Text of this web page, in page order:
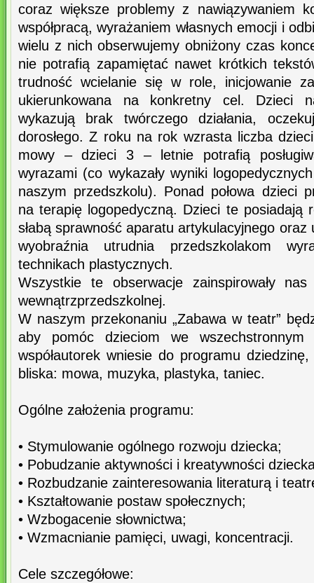
coraz większe problemy z nawiązywaniem
współpracą, wyrażaniem własnych emocji i
wielu z nich obserwujemy obniżony czas
nie potrafią zapamiętać nawet krótkich
trudność wcielanie się w role, inicjowanie
ukierunkowana na konkretny cel. Dzieci
wykazują brak twórczego działania,
dorosłego. Z roku na rok wzrasta liczba
mowy – dzieci 3 – letnie potrafią
wyrazami (co wykazały wyniki
naszym przedszkolu). Ponad połowa dzieci
na terapię logopedyczną. Dzieci te posiadają
słabą sprawność aparatu artykulacyjnego oraz
wyobraźnia utrudnia przedszkolakom
technikach plastycznych.
Wszystkie te obserwacje zainspirowały
wewnątrzprzedszkolnej.
W naszym przekonaniu „Zabawa w teatr”
aby pomóc dzieciom we
współautorek wniesie do programu
bliska: mowa, muzyka, plastyka, taniec.
Ogólne założenia programu:
• Stymulowanie ogólnego rozwoju dziecka;
• Pobudzanie aktywności i kreatywności
• Rozbudzanie zainteresowania literaturą i
• Kształtowanie postaw społecznych;
• Wzbogacenie słownictwa;
• Wzmacnianie pamięci, uwagi, koncentracji.
Cele szczegółowe: